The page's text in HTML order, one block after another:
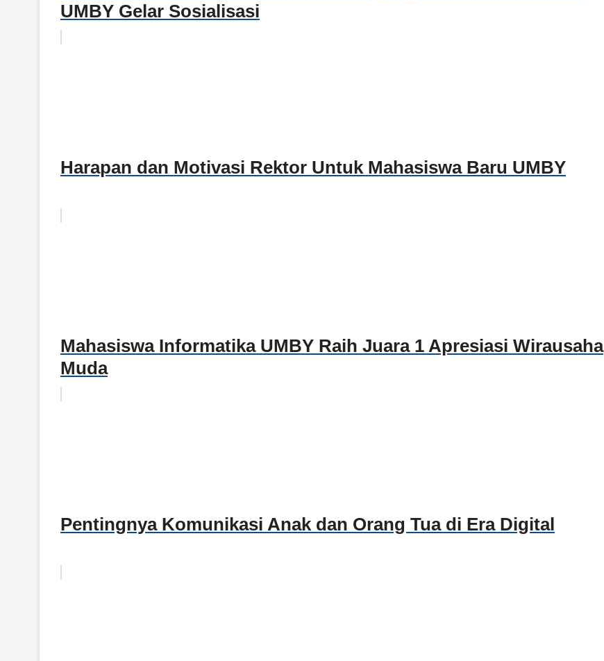
UMBY Gelar Sosialisasi
Harapan dan Motivasi Rektor Untuk Mahasiswa Baru UMBY
Mahasiswa Informatika UMBY Raih Juara 1 Apresiasi Wirausaha
Muda
Pentingnya Komunikasi Anak dan Orang Tua di Era Digital